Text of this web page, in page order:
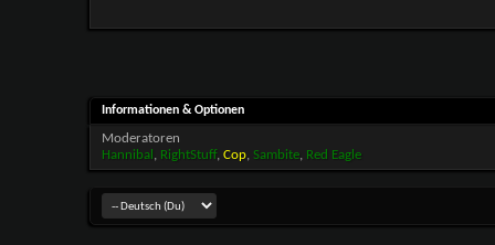
Informationen & Optionen
Moderatoren
Hannibal , RightStuff, Cop, Sambite, Red Eagle